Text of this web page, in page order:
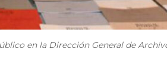
en la Dirección General de